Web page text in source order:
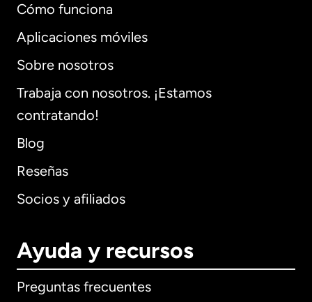
Cómo funciona
Aplicaciones móviles
Sobre nosotros
Trabaja con nosotros. ¡Estamos
contratando!
Blog
Reseñas
Socios y afiliados
Ayuda y recursos
Preguntas frecuentes